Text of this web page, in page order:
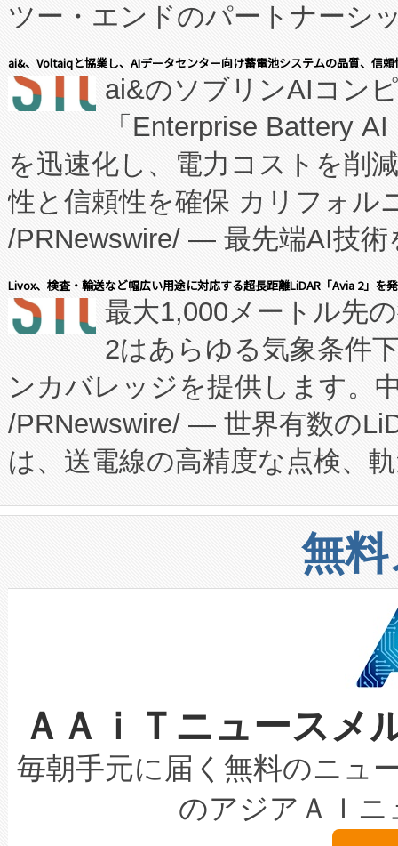
ツー・エンドのパートナーシ
表しました。 同社の実績ある
manufacturing™ (FCCM™) プ
たNeXは、バイオ医薬品製造
従来のフェッドバッチ施設の
に、患者やサプライチェーン
キー方式で拡張性が高く、持
す。FCCM‑を活用した現地生
患者にとっての費用負担を大
のアクセスを大幅に拡大する
Fully-Connected Continuous
プログラムには、施設設計・
に関する技術移転および知的
構造化トレーニングカリキュ
上げおよび商用化段階におけ
設備整備および立ち上げ調整
加組織は、Enzeneのバイオ
選定された製品について、自
取得できる可能性もあります
設には、3億～4億ドルかか
最高経営責任者（CEO）であ
す。「当社のfully-connected
ームを利用すれば、6,000万
ai&、Voltaiqと協業し、AIデータセンター向け蓄電池システムの品質、信
ai&のソブリンAIコン
「Enterprise Battery
を迅速化し、電力コストを削
性と信頼性を確保 カリフォル
/PRNewswire/ — 最先端AI技術
会社エーアイ・アンド：本社
President原信平）と、エンタ
ードするVoltaiqは、日本にあ
ーエネルギー貯蔵システム（
た。 Voltaiq独自のAI搭載プラ
定、統合、導入、運用に至る
安全性を追跡し、確保する事
増加しているデータセンター
る電力網に大きな負担をかけ
事業者の負担軽減という課題
系統連系を迅速にし、ピーク
限を超えて利用可能な電力容
持できるよう貢献します。こ
ービスレベル契約（SLA）違
テリー性能の劣化によるダウ
念は、現在データセンターが
Livox、検査・輸送など幅広い用途に対応する超長距離LiDAR「Avia 2」を
最大1,000メートル先
2はあらゆる気象条件
ンカバレッジを提供します。
/PRNewswire/ — 世界有数の
は、送電線の高精度な点検、
や穀物倉庫におけるバルク材
リューション「Avia 2」を発
したAvia 2は、1,000メート
狭視野のFOVを切り替えるこ
ケーブル、枝などの細かな対
なレーザースポットにより、
な環境下でも豊かなディテー
キロメートル範囲を検出
LiDAR for Inspections,
は1535 nmレーザーを搭載。
無
ＡＡｉＴニュース
毎朝手元に届く無料のニュ
のアジアＡＩ